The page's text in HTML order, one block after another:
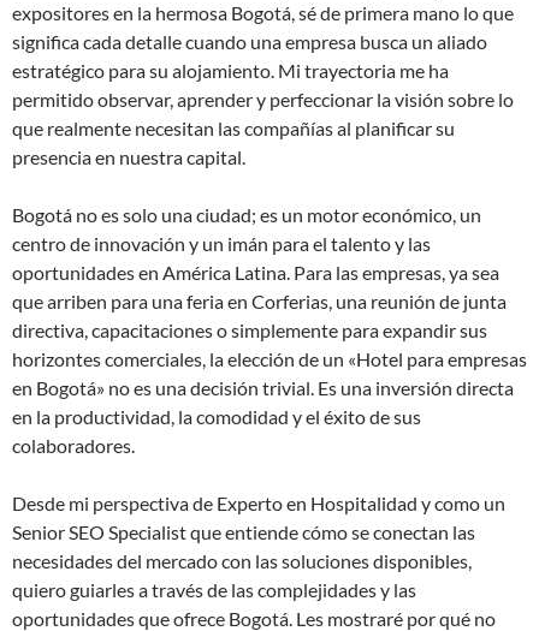
expositores en la hermosa Bogotá, sé de primera mano lo que
significa cada detalle cuando una empresa busca un aliado
estratégico para su alojamiento. Mi trayectoria me ha
permitido observar, aprender y perfeccionar la visión sobre lo
que realmente necesitan las compañías al planificar su
presencia en nuestra capital.
Bogotá no es solo una ciudad; es un motor económico, un
centro de innovación y un imán para el talento y las
oportunidades en América Latina. Para las empresas, ya sea
que arriben para una feria en Corferias, una reunión de junta
directiva, capacitaciones o simplemente para expandir sus
horizontes comerciales, la elección de un «Hotel para empresas
en Bogotá» no es una decisión trivial. Es una inversión directa
en la productividad, la comodidad y el éxito de sus
colaboradores.
Desde mi perspectiva de Experto en Hospitalidad y como un
Senior SEO Specialist que entiende cómo se conectan las
necesidades del mercado con las soluciones disponibles,
quiero guiarles a través de las complejidades y las
oportunidades que ofrece Bogotá. Les mostraré por qué no